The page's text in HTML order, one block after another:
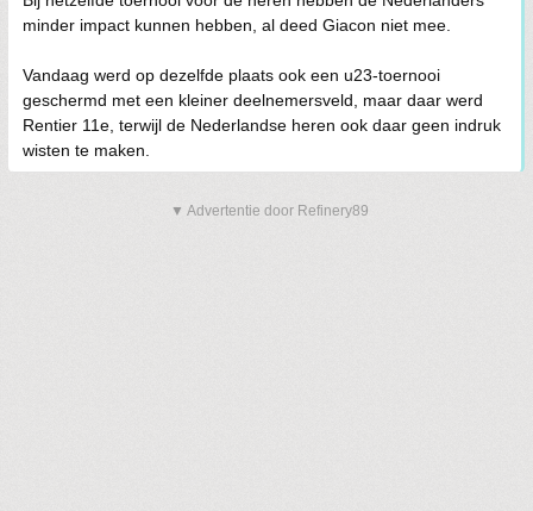
minder impact kunnen hebben, al deed Giacon niet mee.
Vandaag werd op dezelfde plaats ook een u23-toernooi
geschermd met een kleiner deelnemersveld, maar daar werd
Rentier 11e, terwijl de Nederlandse heren ook daar geen indruk
wisten te maken.
▼ Advertentie door Refinery89